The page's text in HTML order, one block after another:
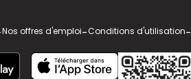
Nos offres d'emploi-Conditions d'utilisation-